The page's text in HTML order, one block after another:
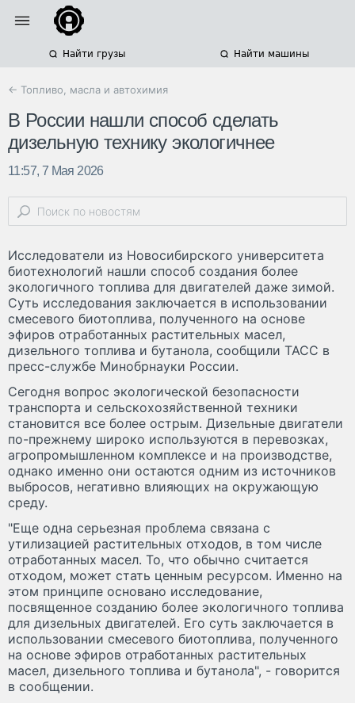
Найти грузы Найти машины
← Топливо, масла и автохимия
В России нашли способ сделать
дизельную технику экологичнее
11:57, 7 Мая 2026
Исследователи из Новосибирского университета
биотехнологий нашли способ создания более
экологичного топлива для двигателей даже зимой.
Суть исследования заключается в использовании
смесевого биотоплива, полученного на основе
эфиров отработанных растительных масел,
дизельного топлива и бутанола, сообщили ТАСС в
пресс-службе Минобрнауки России.
Сегодня вопрос экологической безопасности
транспорта и сельскохозяйственной техники
становится все более острым. Дизельные двигатели
по-прежнему широко используются в перевозках,
агропромышленном комплексе и на производстве,
однако именно они остаются одним из источников
выбросов, негативно влияющих на окружающую
среду.
"Еще одна серьезная проблема связана с
утилизацией растительных отходов, в том числе
отработанных масел. То, что обычно считается
отходом, может стать ценным ресурсом. Именно на
этом принципе основано исследование,
посвященное созданию более экологичного топлива
для дизельных двигателей. Его суть заключается в
использовании смесевого биотоплива, полученного
на основе эфиров отработанных растительных
масел, дизельного топлива и бутанола", - говорится
в сообщении.